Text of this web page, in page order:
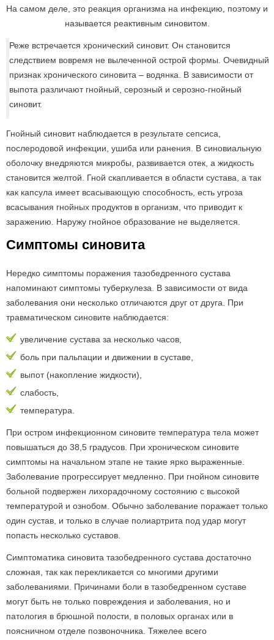
На самом деле, это реакция организма на инфекцию, поэтому и
называется реактивным синовитом.
Реже встречается хронический синовит. Он становится
следствием вовремя не вылеченной острой формы. Очевидный
признак хронического синовита – водянка. В зависимости от
выпота различают гнойный, серозный и серозно-гнойный
синовит.
Гнойный синовит наблюдается в результате сепсиса,
послеродовой инфекции, ушиба или ранения. В синовиальную
оболочку внедряются микробы, развивается отек, а жидкость
становится желтой. Гной скапливается в области сустава, а так
как капсула имеет всасывающую способность, есть угроза
всасывания гнойных продуктов в организм, что приводит к
заражению. Наружу гнойное образование не выделяется.
Симптомы синовита
Нередко симптомы поражения тазобедренного сустава
напоминают симптомы туберкулеза. В зависимости от вида
заболевания они несколько отличаются друг от друга. При
травматическом синовите наблюдается:
увеличение сустава за несколько часов,
боль при пальпации и движении в суставе,
выпот (накопление жидкости),
слабость,
температура.
При остром инфекционном синовите температура тела может
повышаться до 38,5 градусов. При хроническом синовите
симптомы на начальном этапе не такие ярко выраженные.
Заболевание прогрессирует медленно. При гнойном синовите
больной подвержен лихорадочному состоянию с высокой
температурой и ознобом. Обычно заболевание поражает только
один сустав, и только в случае полиартрита под удар могут
попасть несколько суставов.
Симптоматика синовита тазобедренного сустава достаточно
сложная, так как перекликается со многими другими
заболеваниями. Причинами боли в тазобедренном суставе
могут быть не только повреждения и заболевания, но и
патология в брюшной полости, в половых органах или в
поясничном отделе позвоночника. Тяжелее всего